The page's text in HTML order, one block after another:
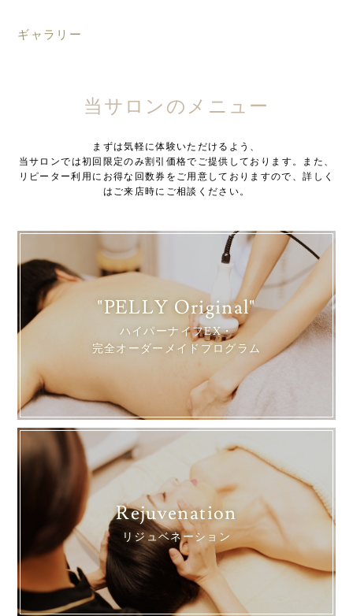
ギャラリー
当サロンのメニュー
まずは気軽に体験いただけるよう、
当サロンでは初回限定のみ割引価格でご提供しております。また、
リピーター利用にお得な回数券をご用意しておりますので、詳しく
はご来店時にご相談ください。
"PELLY Original"
ハイパーナイフEX・
完全オーダーメイドプログラム
Rejuvenation
リジュベネーション